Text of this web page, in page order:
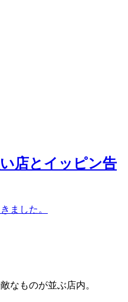
店とイッピン告
ました。
なものが並ぶ店内。